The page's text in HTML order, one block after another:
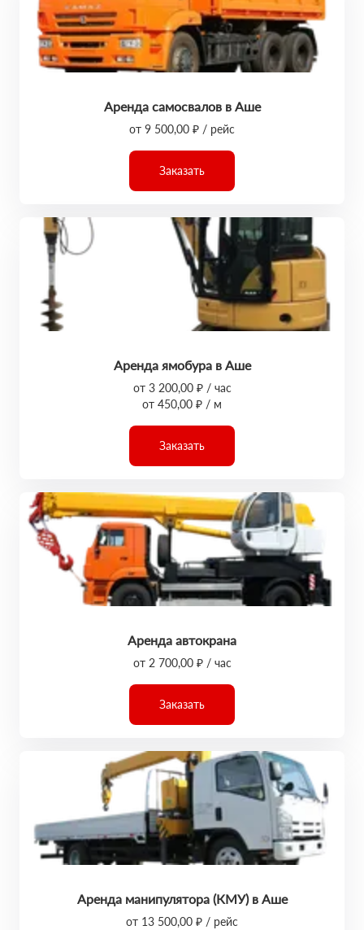
Аренда самосвалов в Аше
от 9 500,00 ₽ / рейс
Заказать
Аренда ямобура в Аше
от 3 200,00 ₽ / час
от 450,00 ₽ / м
Заказать
Аренда автокрана
от 2 700,00 ₽ / час
Заказать
Аренда манипулятора (КМУ) в Аше
от 13 500,00 ₽ / рейс